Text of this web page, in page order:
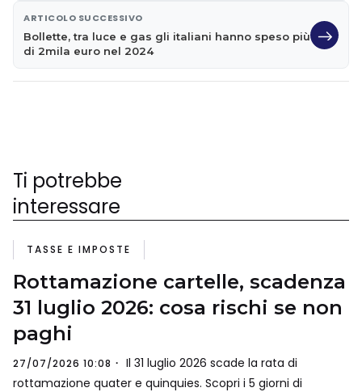
ARTICOLO SUCCESSIVO
Bollette, tra luce e gas gli italiani hanno speso più
di 2mila euro nel 2024
Ti potrebbe
interessare
TASSE E IMPOSTE
Rottamazione cartelle, scadenza
31 luglio 2026: cosa rischi se non
paghi
27/07/2026 10:08
Il 31 luglio 2026 scade la rata di
rottamazione quater e quinquies. Scopri i 5 giorni di